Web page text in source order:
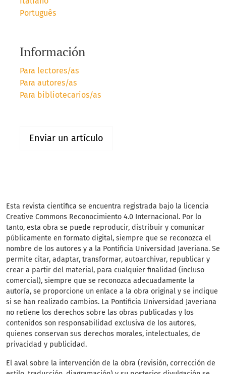
Português
Información
Para lectores/as
Para autores/as
Para bibliotecarios/as
Enviar un artículo
Esta revista científica se encuentra registrada bajo la licencia
Creative Commons Reconocimiento 4.0 Internacional. Por lo
tanto, esta obra se puede reproducir, distribuir y comunicar
públicamente en formato digital, siempre que se reconozca el
nombre de los autores y a la Pontificia Universidad Javeriana. Se
permite citar, adaptar, transformar, autoarchivar, republicar y
crear a partir del material, para cualquier finalidad (incluso
comercial), siempre que se reconozca adecuadamente la
autoría, se proporcione un enlace a la obra original y se indique
si se han realizado cambios. La Pontificia Universidad Javeriana
no retiene los derechos sobre las obras publicadas y los
contenidos son responsabilidad exclusiva de los autores,
quienes conservan sus derechos morales, intelectuales, de
privacidad y publicidad.
El aval sobre la intervención de la obra (revisión, corrección de